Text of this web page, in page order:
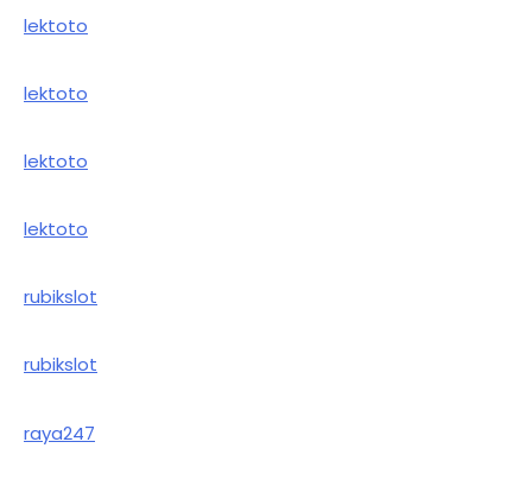
lektoto
lektoto
lektoto
lektoto
rubikslot
rubikslot
raya247